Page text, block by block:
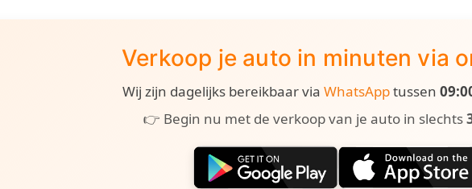
Verkoop je auto in minuten via
Wij zijn dagelijks bereikbaar via WhatsApptussen
👉 Begin nu met de verkoop van je auto in slechts